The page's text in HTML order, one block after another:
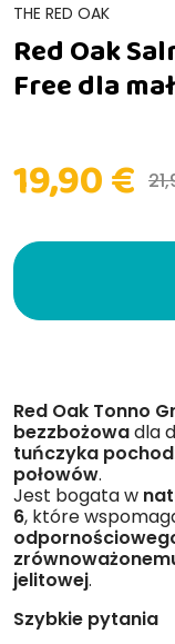
THE RED OAK
Red Oak
Free dla
19,90 €
Red Oak Tonno
bezzbożowadla
tuńczyka
połowów.
Jest bogata w
6, które
jelitowej.
Szybkie pytania